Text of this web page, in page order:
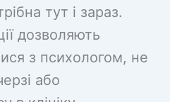
тут і зараз.
дозволяють
з психологом, не
або